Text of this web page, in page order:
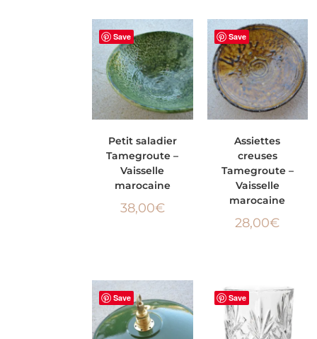
Save
PANIER
Petit saladier
Tamegroute –
Vaisselle
marocaine
38,00€
Save
PANIER
Assiettes
creuses
Tamegroute –
Vaisselle
marocaine
28,00€
Save Save